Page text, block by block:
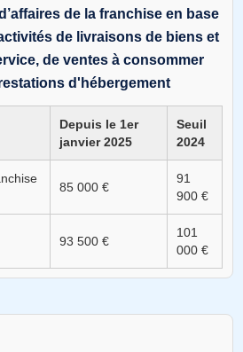
de la franchise en base
de livraisons de biens et
de ventes à consommer
d'hébergement
Depuis le 1er
janvier 2025
Seuil
2024
85 000 €
91
900 €
93 500 €
101
000 €